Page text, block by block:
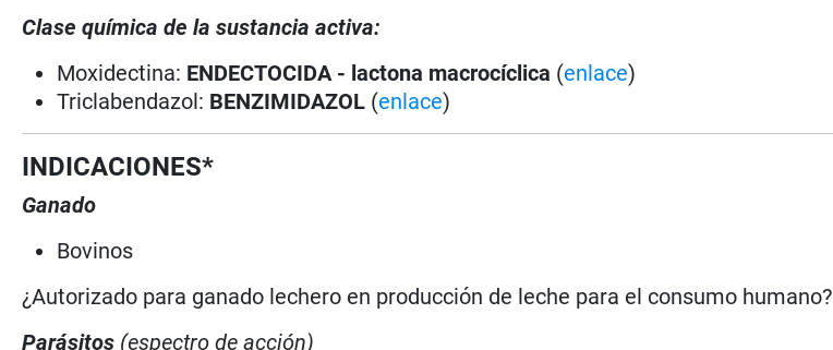
Clase química de la sustancia activa:
Moxidectina: ENDECTOCIDA - lactona macrocíclica (enlace)
Triclabendazol: BENZIMIDAZOL (enlace)
INDICACIONES*
Ganado
Bovinos
¿Autorizado para ganado lechero en producción de leche para el consumo humano?
Parásitos (espectro de acción)